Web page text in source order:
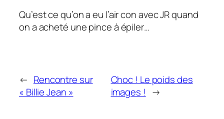
Qu’est ce qu’on a eu l’air con avec JR quand
on a acheté une pince à épiler…
← Rencontre sur
« Billie Jean »
Choc ! Le poids des
images ! →